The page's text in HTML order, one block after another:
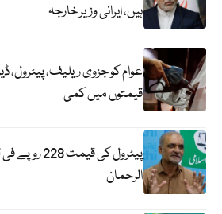
ہیں، ایرانی وزیر خارجہ
عوام کو جزوی ریلیف، پیٹرول،
قیمتوں میں کمی
پیٹرول کی
الرحمان